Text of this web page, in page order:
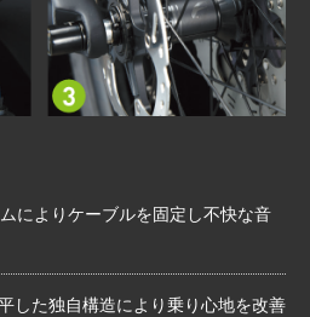
によりケーブルを固定し不快な音
した独自構造により乗り心地を改善